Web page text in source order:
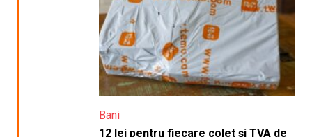
Bani
12 lei pentru fiecare colet și TVA de